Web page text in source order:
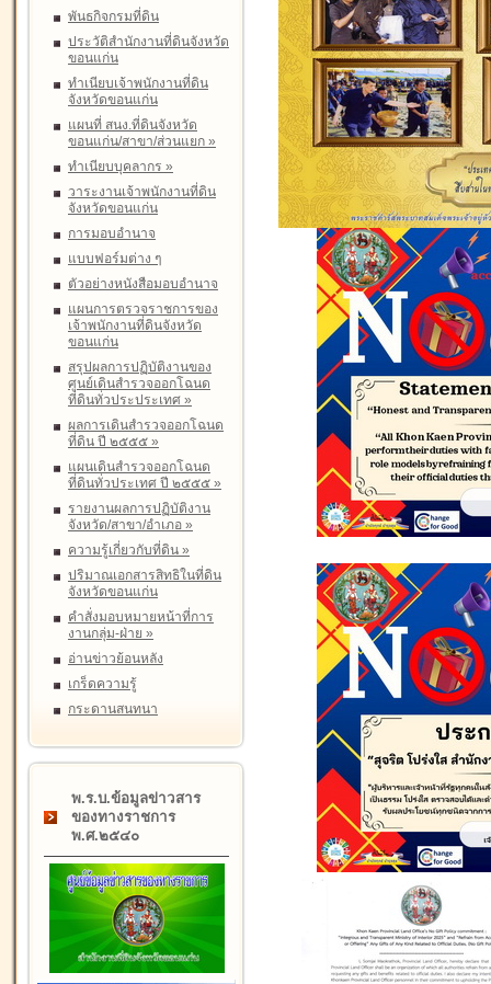
พันธกิจกรมที่ดิน
ประวัติสำนักงานที่ดินจังหวัด
ขอนแก่น
ทำเนียบเจ้าพนักงานที่ดิน
จังหวัดขอนแก่น
แผนที่ สนง.ที่ดินจังหวัด
ขอนแก่น/สาขา/ส่วนแยก »
ทำเนียบบุคลากร »
วาระงานเจ้าพนักงานที่ดิน
จังหวัดขอนแก่น
การมอบอำนาจ
แบบฟอร์มต่าง ๆ
ตัวอย่างหนังสือมอบอำนาจ
แผนการตรวจราชการของ
เจ้าพนักงานที่ดินจังหวัด
ขอนแก่น
สรุปผลการปฏิบัติงานของ
ศูนย์เดินสำรวจออกโฉนด
ที่ดินทั่วประประเทศ »
ผลการเดินสำรวจออกโฉนด
ที่ดิน ปี ๒๕๕๕ »
แผนเดินสำรวจออกโฉนด
ที่ดินทั่วประเทศ ปี ๒๕๕๕ »
รายงานผลการปฏิบัติงาน
จังหวัด/สาขา/อำเภอ »
ความรู้เกี่ยวกับที่ดิน »
ปริมาณเอกสารสิทธิในที่ดิน
จังหวัดขอนแก่น
คำสั่งมอบหมายหน้าที่การ
งานกลุ่ม-ฝ่าย »
อ่านข่าวย้อนหลัง
เกร็ดความรู้
กระดานสนทนา
พ.ร.บ.ข้อมูลข่าวสาร
ของทางราชการ
พ.ศ.๒๕๔๐